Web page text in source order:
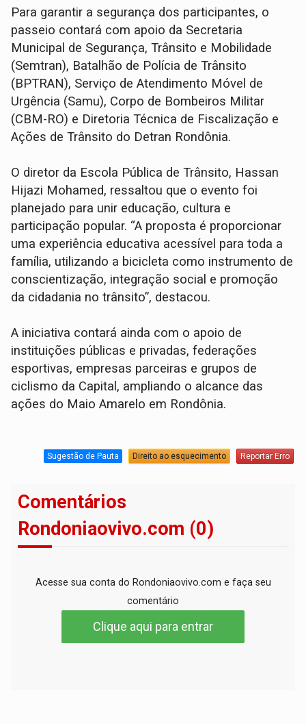
Para garantir a segurança dos participantes, o
passeio contará com apoio da Secretaria
Municipal de Segurança, Trânsito e Mobilidade
(Semtran), Batalhão de Polícia de Trânsito
(BPTRAN), Serviço de Atendimento Móvel de
Urgência (Samu), Corpo de Bombeiros Militar
(CBM-RO) e Diretoria Técnica de Fiscalização e
Ações de Trânsito do Detran Rondônia.
O diretor da Escola Pública de Trânsito, Hassan
Hijazi Mohamed, ressaltou que o evento foi
planejado para unir educação, cultura e
participação popular. “A proposta é proporcionar
uma experiência educativa acessível para toda a
família, utilizando a bicicleta como instrumento de
conscientização, integração social e promoção
da cidadania no trânsito”, destacou.
A iniciativa contará ainda com o apoio de
instituições públicas e privadas, federações
esportivas, empresas parceiras e grupos de
ciclismo da Capital, ampliando o alcance das
ações do Maio Amarelo em Rondônia.
Sugestão de Pauta Direito ao esquecimento Reportar Erro
Comentários
Rondoniaovivo.com (0)
Acesse sua conta do Rondoniaovivo.com e faça seu
comentário
Clique aqui para entrar